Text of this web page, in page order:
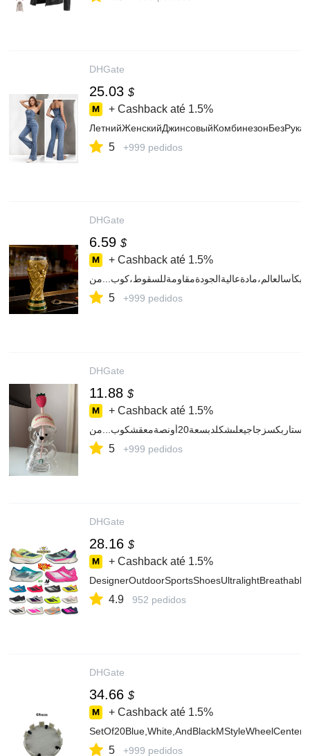
DHGate
25.03 $
+ Cashback até 1.5%
5 +999 pedidos
DHGate
6.59 $
+ Cashback até 1.5%
5 +999 pedidos
DHGate
11.88 $
+ Cashback até 1.5%
5 +999 pedidos
DHGate
28.16 $
+ Cashback até 1.5%
4.9 952 pedidos
DHGate
34.66 $
+ Cashback até 1.5%
5 +999 pedidos